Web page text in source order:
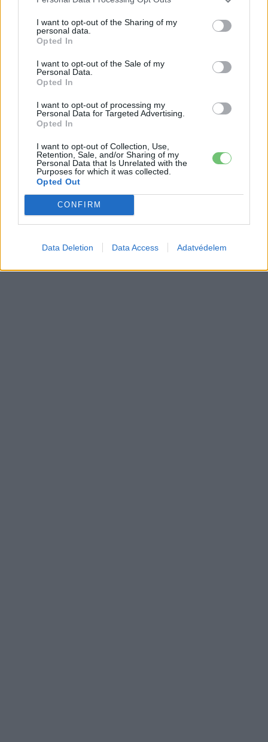
I want to opt-out of the Sharing of my
personal data.
Opted In
I want to opt-out of the Sale of my
Personal Data.
Opted In
I want to opt-out of processing my
Personal Data for Targeted Advertising.
Opted In
I want to opt-out of Collection, Use,
Retention, Sale, and/or Sharing of my
Personal Data that Is Unrelated with the
Purposes for which it was collected.
Opted Out
CONFIRM
Data Deletion Data Access Adatvédelem
718, és marad a Taycan is
Elektromos
bevetett egy 500 MWh-s Tesla
energiatárolót
Elektromos
A Volkswagen csendben kínai
technológiára építi az elektromos